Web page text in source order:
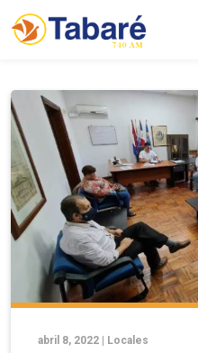
abril 8, 2022 | Locales